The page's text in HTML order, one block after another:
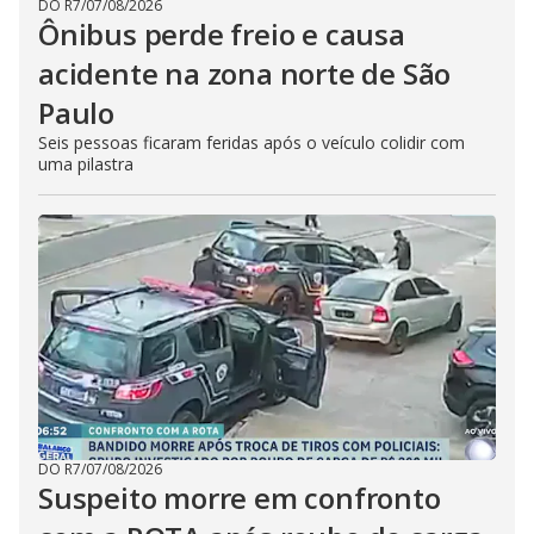
DO R7/07/08/2026
Ônibus perde freio e causa
acidente na zona norte de São
Paulo
Seis pessoas ficaram feridas após o veículo colidir com
uma pilastra
DO R7/07/08/2026
Suspeito morre em confronto